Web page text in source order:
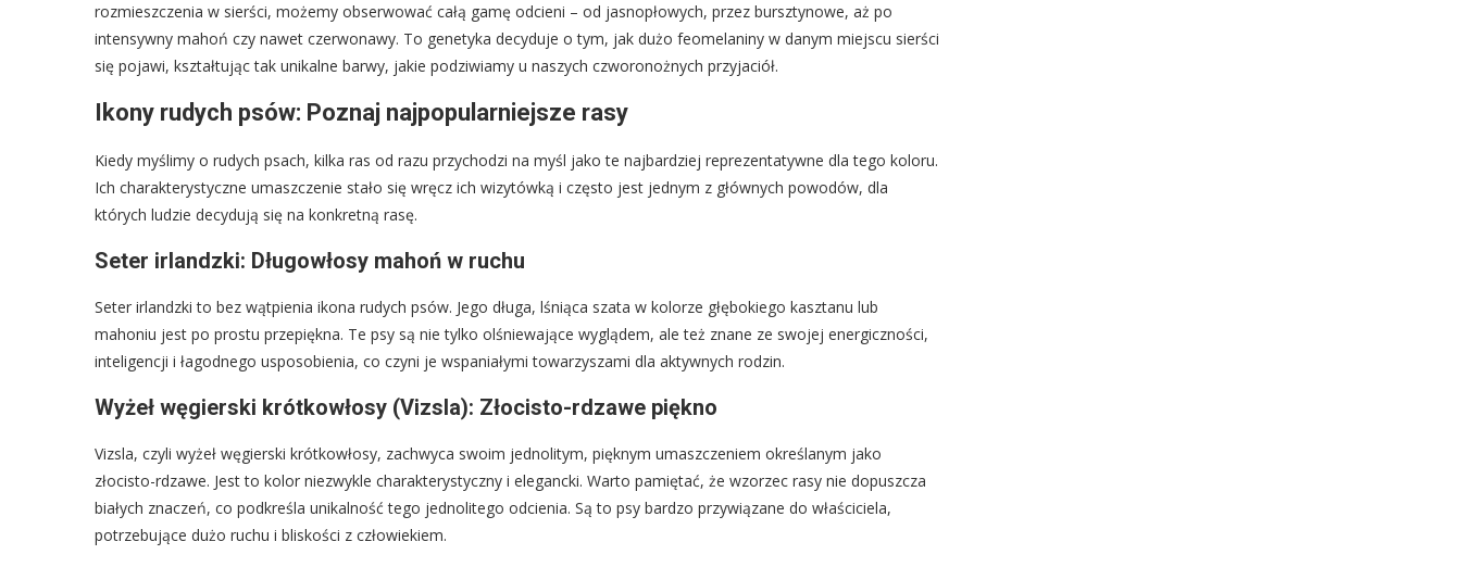
rozmieszczenia w sierści, możemy obserwować całą gamę odcieni – od jasnopłowych, przez bursztynowe, aż po
intensywny mahoń czy nawet czerwonawy. To genetyka decyduje o tym, jak dużo feomelaniny w danym miejscu sierści
się pojawi, kształtując tak unikalne barwy, jakie podziwiamy u naszych czworonożnych przyjaciół.
Ikony rudych psów: Poznaj najpopularniejsze rasy
Kiedy myślimy o rudych psach, kilka ras od razu przychodzi na myśl jako te najbardziej reprezentatywne dla tego koloru.
Ich charakterystyczne umaszczenie stało się wręcz ich wizytówką i często jest jednym z głównych powodów, dla
których ludzie decydują się na konkretną rasę.
Seter irlandzki: Długowłosy mahoń w ruchu
Seter irlandzki to bez wątpienia ikona rudych psów. Jego długa, lśniąca szata w kolorze głębokiego kasztanu lub
mahoniu jest po prostu przepiękna. Te psy są nie tylko olśniewające wyglądem, ale też znane ze swojej energiczności,
inteligencji i łagodnego usposobienia, co czyni je wspaniałymi towarzyszami dla aktywnych rodzin.
Wyżeł węgierski krótkowłosy (Vizsla): Złocisto-rdzawe piękno
Vizsla, czyli wyżeł węgierski krótkowłosy, zachwyca swoim jednolitym, pięknym umaszczeniem określanym jako
złocisto-rdzawe. Jest to kolor niezwykle charakterystyczny i elegancki. Warto pamiętać, że wzorzec rasy nie dopuszcza
białych znaczeń, co podkreśla unikalność tego jednolitego odcienia. Są to psy bardzo przywiązane do właściciela,
potrzebujące dużo ruchu i bliskości z człowiekiem.